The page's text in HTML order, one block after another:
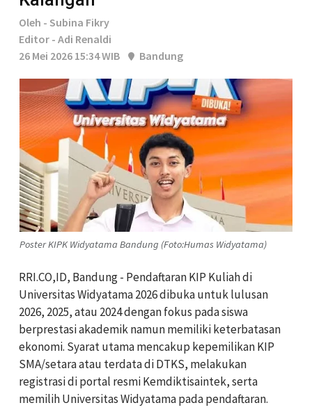
Oleh - Subina Fikry
Editor - Adi Renaldi
26 Mei 2026 15:34 WIB
Bandung
Poster KIPK Widyatama Bandung (Foto:Humas Widyatama)
RRI.CO,ID, Bandung - Pendaftaran KIP Kuliah di
Universitas Widyatama 2026 dibuka untuk lulusan
2026, 2025, atau 2024 dengan fokus pada siswa
berprestasi akademik namun memiliki keterbatasan
ekonomi. Syarat utama mencakup kepemilikan KIP
SMA/setara atau terdata di DTKS, melakukan
registrasi di portal resmi Kemdiktisaintek, serta
memilih Universitas Widyatama pada pendaftaran.